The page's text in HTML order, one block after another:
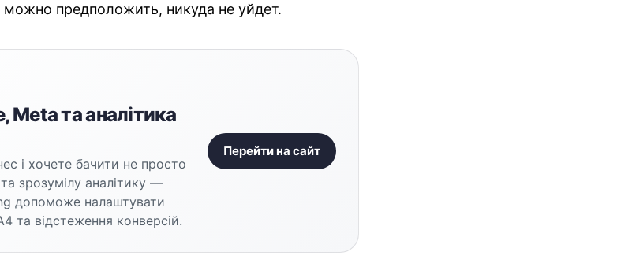
предположить, никуда не уйдет.
Meta та аналітика
і хочете бачити не просто
зрозумілу аналітику —
допоможе налаштувати
та відстеження конверсій.
Перейти на сайт